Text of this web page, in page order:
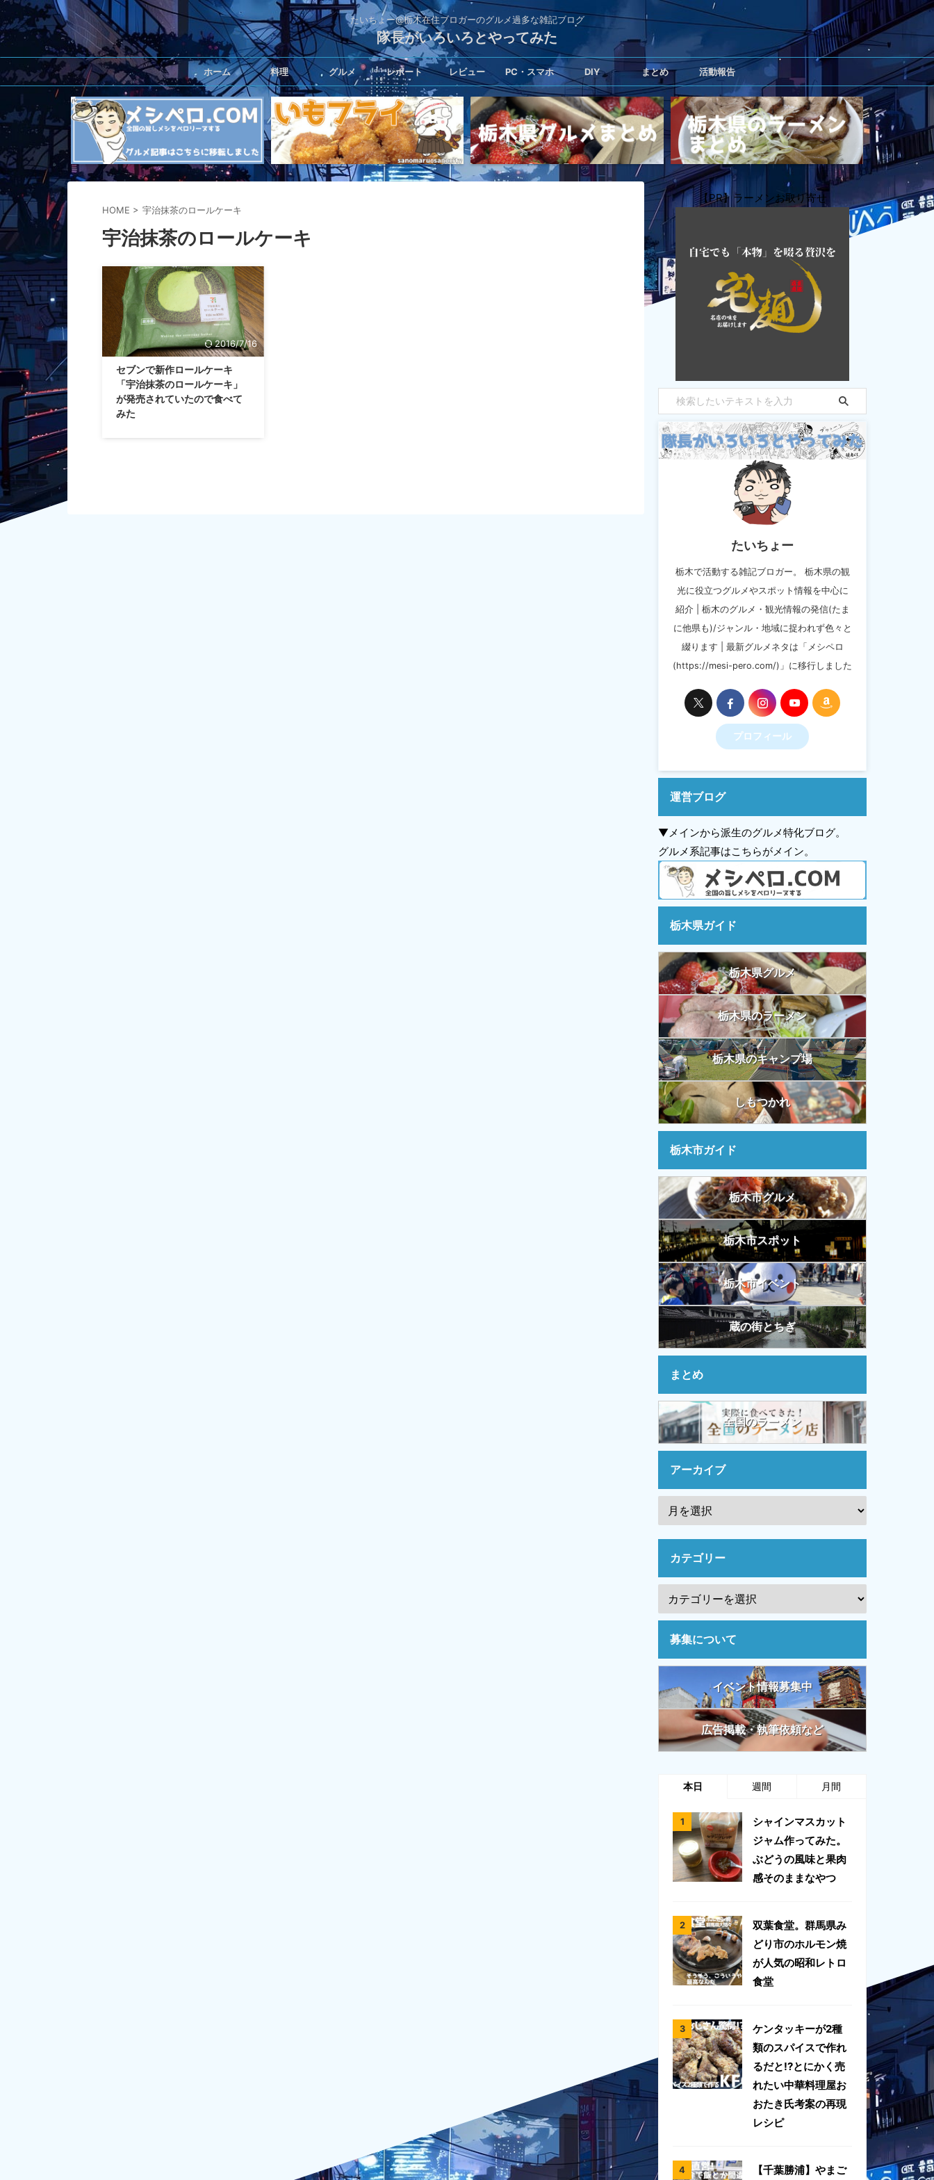
たいちょー@栃木在住ブロガーのグルメ過多な雑記ブログ
隊長がいろいろとやってみた
ホーム 料理 グルメ レポート レビュー PC・スマホ DIY まとめ 活動報告
HOME > 宇治抹茶のロールケーキ
宇治抹茶のロールケーキ
2016/7/16
セブンで新作ロールケーキ
「宇治抹茶のロールケーキ」
が発売されていたので食べて
みた
【PR】ラーメンお取り寄せ
たいちょー
栃木で活動する雑記ブロガー。 栃木県の観
光に役立つグルメやスポット情報を中心に
紹介 | 栃木のグルメ・観光情報の発信(たま
に他県も)/ジャンル・地域に捉われず色々と
綴ります | 最新グルメネタは「メシペロ
(https://mesi-pero.com/)」に移行しました
プロフィール
運営ブログ
▼メインから派生のグルメ特化ブログ。
グルメ系記事はこちらがメイン。
栃木県ガイド
栃木県グルメ
栃木県のラーメン
栃木県のキャンプ場
しもつかれ
栃木市ガイド
栃木市グルメ
栃木市スポット
栃木市イベント
蔵の街とちぎ
まとめ
全国のラーメン
アーカイブ
カテゴリー
募集について
イベント情報募集中
広告掲載・執筆依頼など
本日 週間 月間
シャインマスカット
ジャム作ってみた。
ぶどうの風味と果肉
感そのままなやつ
双葉食堂。群馬県み
どり市のホルモン焼
が人気の昭和レトロ
食堂
ケンタッキーが2種
類のスパイスで作れ
るだと!?とにかく売
れたい中華料理屋お
おたき氏考案の再現
レシピ
【千葉勝浦】やまご